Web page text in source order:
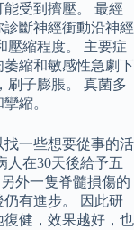
受到擠壓。 最經
斷神經衝動沿神經
壓縮程度。 主要症
縮和敏感性急劇下
刷子膨脹。 真菌多
縮。
一些想要從事的活
人在30天後給予五
外一隻脊髓損傷的
有進步。 因此研
健，效果越好，也